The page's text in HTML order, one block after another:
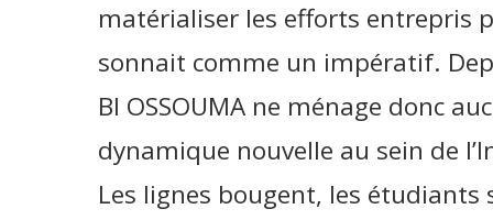
matérialiser les efforts entrepris
sonnait comme un impératif.
BI OSSOUMA ne ménage donc
dynamique nouvelle au sein de
Les lignes bougent, les étudiants